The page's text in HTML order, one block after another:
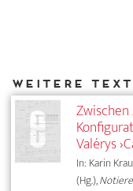
Valérys
In: Karin
(Hg.),